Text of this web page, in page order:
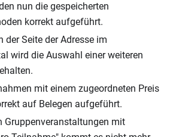
nun die gespeicherten
korrekt aufgeführt.
der Seite der Adresse im
wird die Auswahl einer weiteren
mit einem zugeordneten Preis
auf Belegen aufgeführt.
Gruppenveranstaltungen mit